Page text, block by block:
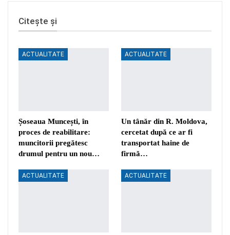
Citește și
ACTUALITATE
Șoseaua Muncești, în
proces de reabilitare:
muncitorii pregătesc
drumul pentru un nou…
ACTUALITATE
Un tânăr din R. Moldova,
cercetat după ce ar fi
transportat haine de
firmă…
ACTUALITATE ACTUALITATE